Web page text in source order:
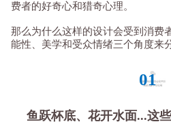
费者的好奇心和猎奇心理。
那么为什么这样的设计会受到消费
能性、美学和受众情绪三个角度来
01
鱼跃杯底、花开水面...这